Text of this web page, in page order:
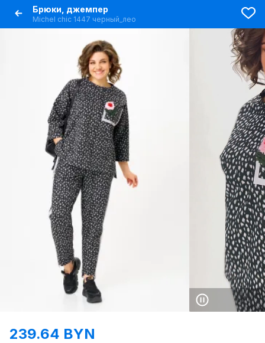
Брюки, джемпер
Michel chic 1447 черный_лео
239.64 BYN